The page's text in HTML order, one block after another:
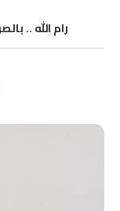
رام الله ..